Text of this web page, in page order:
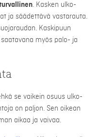
. Kasken ulko-
ja säädettävä vastarauta.
Kaskipuun
myös palo- ja
se vaikein osuus ulko-
on paljon. Sen oikean
aikaa ja vaivaa.